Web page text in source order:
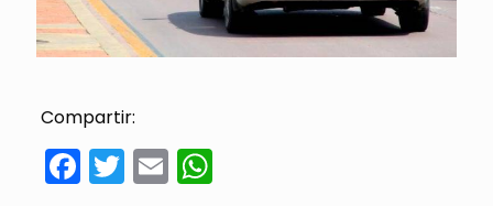
Compartir:
Facebook
Twitter
EmailWhatsApp